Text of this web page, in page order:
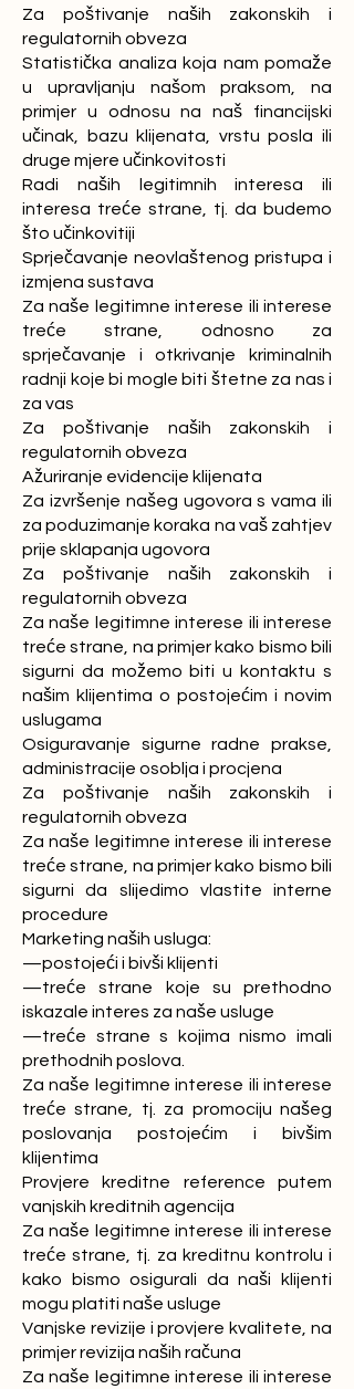
Za poštivanje naših zakonskih i
regulatornih obveza
Statistička analiza koja nam pomaže
u upravljanju našom praksom, na
primjer u odnosu na naš financijski
učinak, bazu klijenata, vrstu posla ili
druge mjere učinkovitosti
Radi naših legitimnih interesa ili
interesa treće strane, tj. da budemo
što učinkovitiji
Sprječavanje neovlaštenog pristupa i
izmjena sustava
Za naše legitimne interese ili interese
treće strane, odnosno za
sprječavanje i otkrivanje kriminalnih
radnji koje bi mogle biti štetne za nas i
za vas
Za poštivanje naših zakonskih i
regulatornih obveza
Ažuriranje evidencije klijenata
Za izvršenje našeg ugovora s vama ili
za poduzimanje koraka na vaš zahtjev
prije sklapanja ugovora
Za poštivanje naših zakonskih i
regulatornih obveza
Za naše legitimne interese ili interese
treće strane, na primjer kako bismo bili
sigurni da možemo biti u kontaktu s
našim klijentima o postojećim i novim
uslugama
Osiguravanje sigurne radne prakse,
administracije osoblja i procjena
Za poštivanje naših zakonskih i
regulatornih obveza
Za naše legitimne interese ili interese
treće strane, na primjer kako bismo bili
sigurni da slijedimo vlastite interne
procedure
Marketing naših usluga:
—postojeći i bivši klijenti
—treće strane koje su prethodno
iskazale interes za naše usluge
—treće strane s kojima nismo imali
prethodnih poslova.
Za naše legitimne interese ili interese
treće strane, tj. za promociju našeg
poslovanja postojećim i bivšim
klijentima
Provjere kreditne reference putem
vanjskih kreditnih agencija
Za naše legitimne interese ili interese
treće strane, tj. za kreditnu kontrolu i
kako bismo osigurali da naši klijenti
mogu platiti naše usluge
Vanjske revizije i provjere kvalitete, na
primjer revizija naših računa
Za naše legitimne interese ili interese